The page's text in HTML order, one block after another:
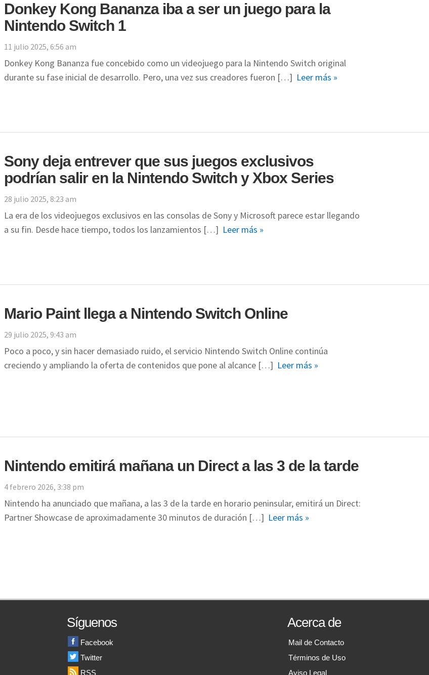
Donkey Kong Bananza iba a ser un juego para la
Nintendo Switch 1
11 julio 2025, 6:56 am
Donkey Kong Bananza fue concebido como un videojuego para la Nintendo Switch original
durante su fase inicial de desarrollo. Pero, una vez sus creadores fueron […] Leer más »
Sony deja entrever que sus juegos exclusivos
podrían salir en la Nintendo Switch y Xbox Series
28 julio 2025, 8:23 am
La era de los videojuegos exclusivos en las consolas de Sony y Microsoft parece estar llegando
a su fin. Desde hace tiempo, todos los lanzamientos […] Leer más »
Mario Paint llega a Nintendo Switch Online
29 julio 2025, 9:43 am
Poco a poco, y sin hacer demasiado ruido, el servicio Nintendo Switch Online continúa
creciendo y ampliando la oferta de contenidos que pone al alcance […] Leer más »
Nintendo emitirá mañana un Direct a las 3 de la tarde
4 febrero 2026, 3:38 pm
Nintendo ha anunciado que mañana, a las 3 de la tarde en horario peninsular, emitirá un Direct:
Partner Showcase de aproximadamente 30 minutos de duración […] Leer más »
Síguenos
Facebook
Twitter
RSS
Acerca de
Mail de Contacto
Términos de Uso
Aviso Legal